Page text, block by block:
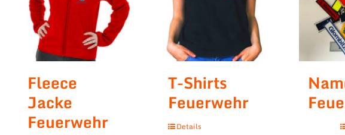
Fleece
Jacke
Feuerwehr
T-Shirts
Feuerwehr
Details